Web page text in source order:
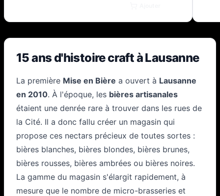
15 ans d'histoire craft à Lausanne
La première Mise en Bière a ouvert à Lausanne
en 2010. À l'époque, les bières artisanales
étaient une denrée rare à trouver dans les rues de
la Cité. Il a donc fallu créer un magasin qui
propose ces nectars précieux de toutes sortes :
bières blanches, bières blondes, bières brunes,
bières rousses, bières ambrées ou bières noires.
La gamme du magasin s'élargit rapidement, à
mesure que le nombre de micro-brasseries et